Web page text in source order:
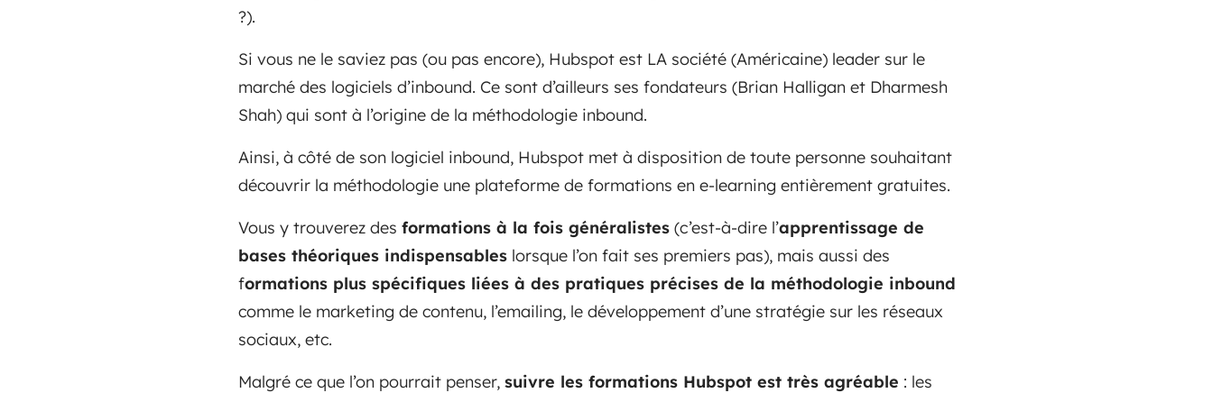
?).
Si vous ne le saviez pas (ou pas encore), Hubspot est LA société (Américaine) leader sur le
marché des logiciels d’inbound. Ce sont d’ailleurs ses fondateurs (Brian Halligan et Dharmesh
Shah) qui sont à l’origine de la méthodologie inbound.
Ainsi, à côté de son logiciel inbound, Hubspot met à disposition de toute personne souhaitant
découvrir la méthodologie une plateforme de formations en e-learning entièrement gratuites.
Vous y trouverez des formations à la fois généralistes (c’est-à-dire l’apprentissage de
bases théoriques indispensables lorsque l’on fait ses premiers pas), mais aussi des
formations plus spécifiques liées à des pratiques précises de la méthodologie inbound
comme le marketing de contenu, l’emailing, le développement d’une stratégie sur les réseaux
sociaux, etc.
Malgré ce que l’on pourrait penser, suivre les formations Hubspot est très agréable : les